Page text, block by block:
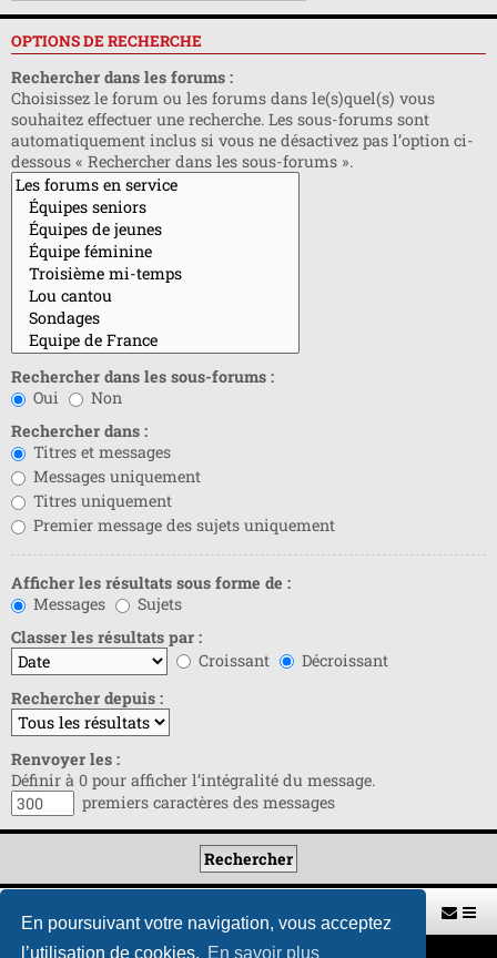
En poursuivant votre navigation, vous acceptez
l’utilisation de cookies. En savoir plus
OPTIONS DE RECHERCHE
Rechercher dans les forums :
Choisissez le forum ou les forums dans le(s)quel(s) vous
souhaitez effectuer une recherche. Les sous-forums sont
automatiquement inclus si vous ne désactivez pas l’option ci-
dessous « Rechercher dans les sous-forums ».
Rechercher dans les sous-forums :
Oui
Non
Rechercher dans :
Titres et messages
Messages uniquement
Titres uniquement
Premier message des sujets uniquement
Afficher les résultats sous forme de :
Messages
Sujets
Classer les résultats par :
Croissant
Décroissant
Rechercher depuis :
Renvoyer les :
Définir à 0 pour afficher l’intégralité du message.
premiers caractères des messages
Retour vers le site U.A.G.R. Index du forum